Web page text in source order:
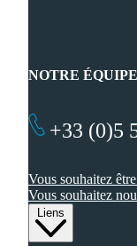
Liens
NOTRE
+33 (0)5
Vous souhaitez
Vous souhaitez